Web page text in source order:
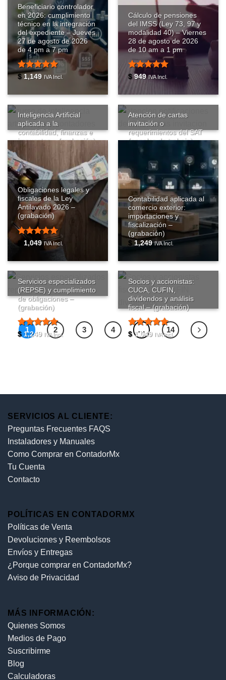
con5de 5
Valorado
con4.87
de 5
$1,249 IVA Incl.
Beneficiario controlador
en 2026: cumplimiento
técnico en la integración
del expediente – Jueves
27 de agosto de 2026
de 4 pm a 7 pm
Valorado
$ 1,149 IVA Incl.
Cálculo de pensiones
del IMSS (Ley 73, 97 y
modalidad 40) – Viernes
28 de agosto de 2026
de 10 am a 1 pm
Valorado
4.97
de 5
$ 949 IVA Incl.
Inteligencia Artificial
aplicada a la
contabilidad, finanzas e
impuestos – (grabación)
Valorado
con4.87
de 5
$1,049 IVA Incl.
Atención de cartas
invitación o
requerimientos del SAT
(papeles de trabajo) –
(grabación)
Valorado
con4.91
de 5
$1,249 IVA Incl.
Obligaciones legales y
fiscales de la Ley
Antilavado 2026 –
(grabación)
Valorado
4.67
$ 1,049 IVA Incl.
Contabilidad aplicada al
comercio exterior:
importaciones y
fiscalización –
(grabación)
$ 1,249 IVA Incl.
Servicios especializados
(REPSE) y cumplimiento
de obligaciones –
(grabación)
Valorado
$1,249 IVA Incl.
Socios y accionistas:
CUCA, CUFIN,
dividendos y análisis
fiscal – (grabación)
Valorado
$1,049 IVA Incl.
1 2 3 4 … 14
SERVICIOS AL CLIENTE:
Preguntas Frecuentes FAQS
Instaladores y Manuales
Como Comprar en ContadorMx
Tu Cuenta
Contacto
POLÍTICAS EN CONTADORMX
Políticas de Venta
Devoluciones y Reembolsos
Envíos y Entregas
¿Porque comprar en ContadorMx?
Aviso de Privacidad
MÁS INFORMACIÓN:
Quienes Somos
Medios de Pago
Suscribirme
Blog
Calculadoras